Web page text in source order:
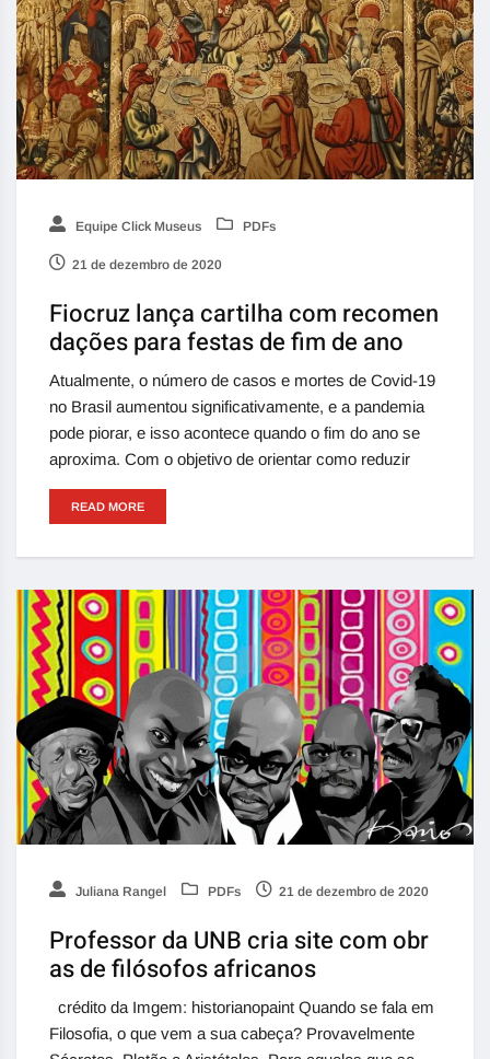
Equipe Click Museus PDFs
21 de dezembro de 2020
Fiocruz lança cartilha com recomen
dações para festas de fim de ano
Atualmente, o número de casos e mortes de Covid-19
no Brasil aumentou significativamente, e a pandemia
pode piorar, e isso acontece quando o fim do ano se
aproxima. Com o objetivo de orientar como reduzir
READ MORE
Juliana Rangel PDFs 21 de dezembro de 2020
Professor da UNB cria site com obr
as de filósofos africanos
crédito da Imgem: historianopaint Quando se fala em
Filosofia, o que vem a sua cabeça? Provavelmente